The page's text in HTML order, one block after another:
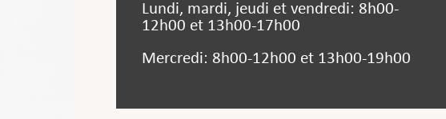
Lundi, mardi, jeudi et vendredi: 8h00-
12h00 et 13h00-17h00
Mercredi: 8h00-12h00 et 13h00-19h00